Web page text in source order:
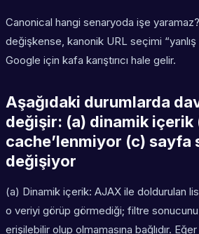
Canonical hangi senaryoda işe
değişkense, kanonik URL seçimi “yanlış
Google için kafa karıştırıcı hale gelir.
Aşağıdaki durumlarda
değişir: (a) dinamik içerik
cache’lenmiyor (c) sayfa
değişiyor
(a) Dinamik içerik: AJAX ile doldurulan
o veriyi görüp görmediği; filtre
erişilebilir olup olmamasına bağlıdır.